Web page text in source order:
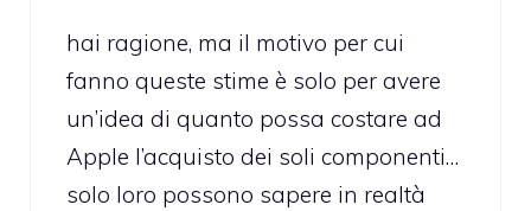
hai ragione, ma il motivo per cui
fanno queste stime è solo per avere
un’idea di quanto possa costare ad
Apple l’acquisto dei soli componenti…
solo loro possono sapere in realtà